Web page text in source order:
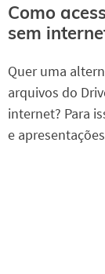
Como
sem
Quer uma
arquivos do
internet? Para
e